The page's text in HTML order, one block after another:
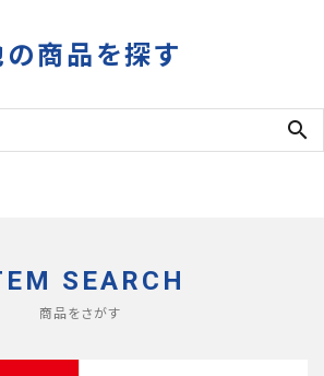
の商品を探す
search
SEARCH
商品をさがす